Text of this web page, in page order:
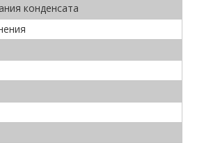
конденсата